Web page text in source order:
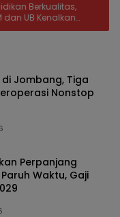
Kenalkan
di SDN
Jombang, Tiga
Nonstop
Perpanjang
Waktu, Gaji